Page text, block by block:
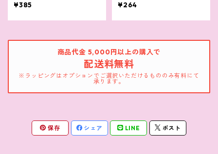
¥385
¥264
商品代金 5,000円以上の購入で
配送料無料
※ラッピングはオプションでご選択いただけるもののみ有料にて
承ります。
保存 シェア LINE ポスト